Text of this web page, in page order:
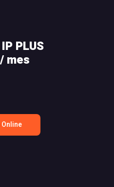
PLUS
mes